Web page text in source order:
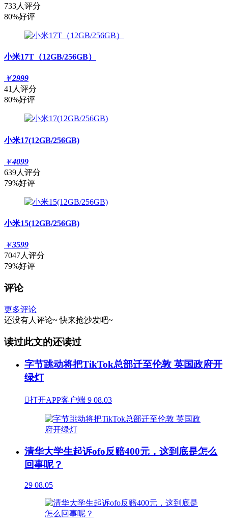
733人评分
80%好评
小米17T（12GB/256GB）
￥2999
41人评分
80%好评
小米17(12GB/256GB)
￥4099
639人评分
79%好评
小米15(12GB/256GB)
￥3599
7047人评分
79%好评
评论
更多评论
还没有人评论~ 快来抢沙发吧~
读过此文的还读过
字节跳动将把TikTok总部迁至伦敦 英国政府开
绿灯
打开APP客户端 9 08.03
清华大学生起诉ofo反赔400元，这到底是怎么
回事呢？
29 08.05